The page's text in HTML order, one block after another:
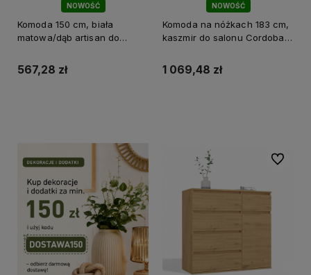
NOWOŚĆ
Komoda 150 cm, biała
matowa/dąb artisan do
567,28 zł
NOWOŚĆ
Komoda na nóżkach 183 cm,
kaszmir do salonu Cordoba
1 069,48 zł
Do